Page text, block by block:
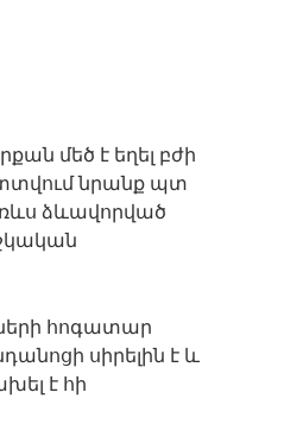
մեծ է եղել բժի
նրանք պտ
ձևավորված
հոգատար
սիրելին է և
է հի